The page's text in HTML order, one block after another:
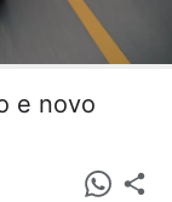
e novo